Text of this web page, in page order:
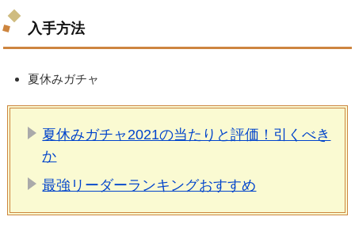
入手方法
夏休みガチャ
夏休みガチャ2021の当たりと評価！引くべき
か
最強リーダーランキングおすすめ